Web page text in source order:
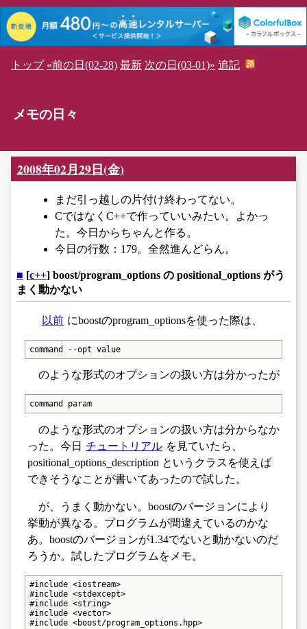
トップ «前の日(02-28) 最新 次の日(03-01)» 追記
メモの日々
2008年02月29日(金)
まだ引っ越しの片付け終わってない。
CではなくC++で作っていいみたい。よかっ
た。今日からちゃんと作る。
今日の行数：179。全然進んどらん。
■ [c++] boost/program_options の positional_options がう
まく動かない
以前 にboostのprogram_optionsを使った際は、
command --opt value
のような形式のオプションの扱い方は分かったが
command param
のような形式のオプションの扱い方は分からなか
った。今日 チュートリアル を見ていたら、
positional_options_description というクラスを使えば
できそうなことが書いてあったので試した。
が、うまく動かない。boostのバージョンにより
挙動が異なる。プログラムが間違えているのかな
あ。boostのバージョンが1.34でないと動かないのだ
ろうか。試したプログラムをメモ。
#include <iostream>
#include <stdexcept>
#include <string>
#include <vector>
#include <boost/program_options.hpp>